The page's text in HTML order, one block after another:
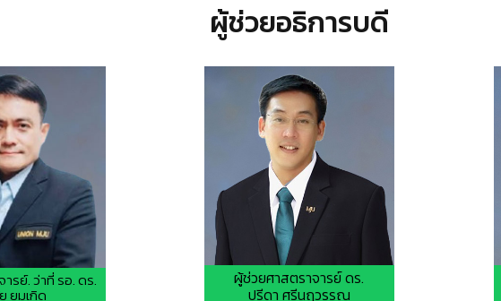
ผู้ช่วยอธิการบดี
รย์. ว่าที่ รอ. ดร.
ยมเกิด
ผู้ช่วยศาสตราจารย์ ดร.
ปรีดา ศรีนฤวรรณ